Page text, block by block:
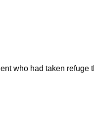
who had taken refuge